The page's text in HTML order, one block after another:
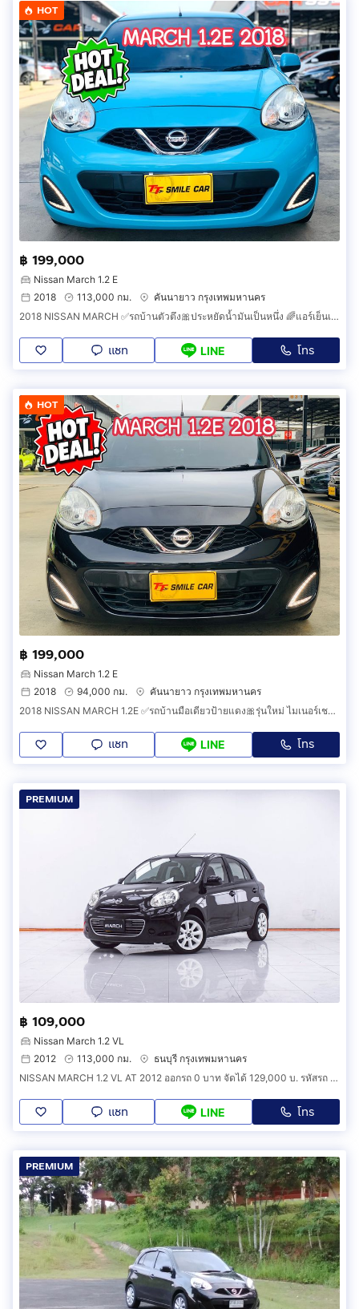
HOT
฿ 199,000
Nissan March 1.2 E
2018
113,000 กม.
คันนายาว กรุงเทพมหานคร
2018 NISSAN MARCH ✅รถบ้านตัวตึง🎀ประหยัดน้ำมันเป็นหนึ่ง 🌈แอร์เย็นเจี๊ยบ😁พร้อมลุยทั่วไทย
แชท LINE โทร
HOT
฿ 199,000
Nissan March 1.2 E
2018
94,000 กม.
คันนายาว กรุงเทพมหานคร
2018 NISSAN MARCH 1.2E ✅รถบ้านมือเดียวป้ายแดง🎀รุ่นใหม่ ไมเนอร์เชนจ์ 🌈ไฟหน้าใส่ปิ๊งๆ😁เจ้าของใช้ถนอม
แชท LINE โทร
PREMIUM
฿ 109,000
Nissan March 1.2 VL
2012
113,000 กม.
ธนบุรี กรุงเทพมหานคร
NISSAN MARCH 1.2 VL AT 2012 ออกรถ 0 บาท จัดได้ 129,000 บ. รหัสรถ 1F533
แชท LINE โทร
PREMIUM